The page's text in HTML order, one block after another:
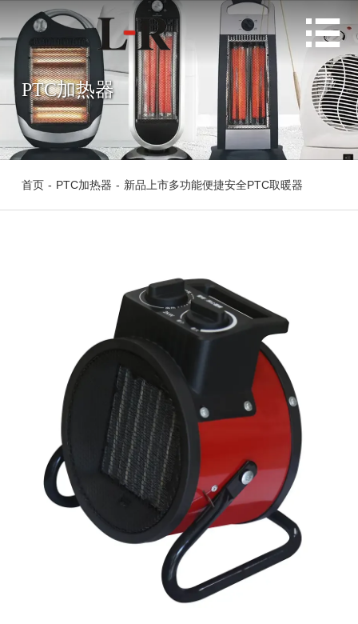

PTC加热器
首页 - PTC加热器 - 新品上市多功能便捷安全PTC取暖器